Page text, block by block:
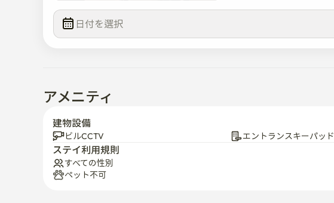
アメニティ
建物設備
ビルCCTV エントランスキーパッド
ステイ利用規則
すべての性別
ペット不可